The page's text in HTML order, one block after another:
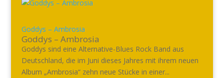
Goddys – Ambrosia
Goddys – Ambrosia
Goddys sind eine Alternative-Blues Rock Band aus
Deutschland, die im Juni dieses Jahres mit ihrem neuen
Album „Ambrosia“ zehn neue Stücke in einer...